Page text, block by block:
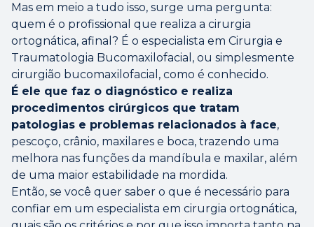
Mas em meio a tudo isso, surge uma pergunta:
quem é o profissional que realiza a cirurgia
ortognática, afinal? É o especialista em Cirurgia e
Traumatologia Bucomaxilofacial, ou simplesmente
cirurgião bucomaxilofacial, como é conhecido.
É ele que faz o diagnóstico e realiza
procedimentos cirúrgicos que tratam
patologias e problemas relacionados à face,
pescoço, crânio, maxilares e boca, trazendo uma
melhora nas funções da mandíbula e maxilar, além
de uma maior estabilidade na mordida.
Então, se você quer saber o que é necessário para
confiar em um especialista em cirurgia ortognática,